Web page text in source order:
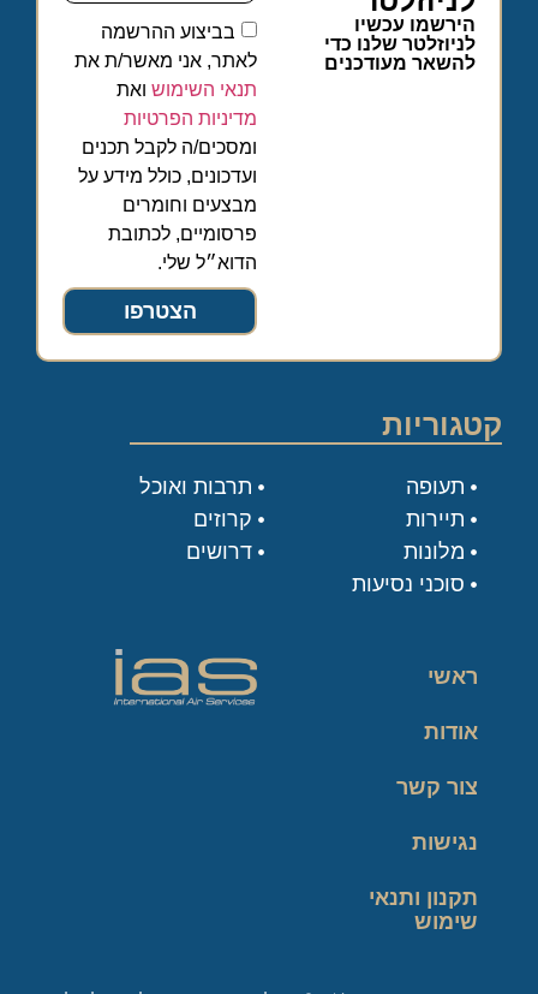
הירשמו עכשיו
לניוזלטר שלנו כדי
להשאר מעודכנים
בביצוע ההרשמה
לאתר, אני מאשר/ת את
תנאי השימוש ואת
מדיניות הפרטיות
ומסכים/ה לקבל תכנים
ועדכונים, כולל מידע על
מבצעים וחומרים
פרסומיים, לכתובת
הדוא״ל שלי.
הצטרפו
קטגוריות
תעופה
תיירות
מלונות
סוכני נסיעות
תרבות ואוכל
קרוזים
דרושים
ראשי
אודות
צור קשר
נגישות
תקנון ותנאי
שימוש